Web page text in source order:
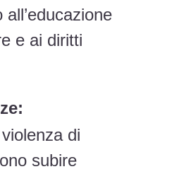
all’educazione
e ai diritti
di
subire